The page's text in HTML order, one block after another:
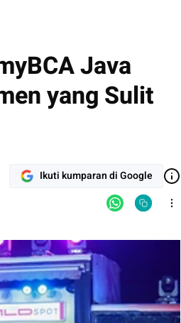
Java
yang Sulit
Ikuti kumparan di Google